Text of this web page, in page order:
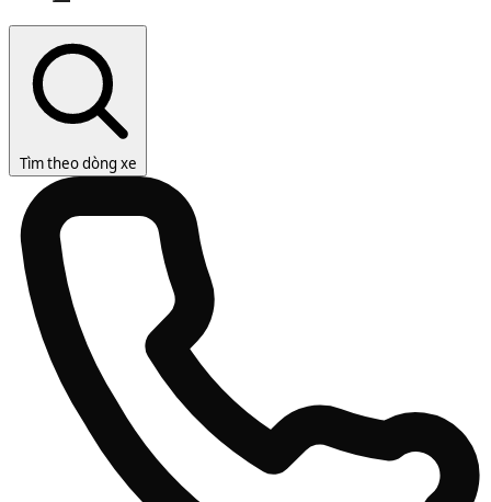
Tìm theo dòng xe